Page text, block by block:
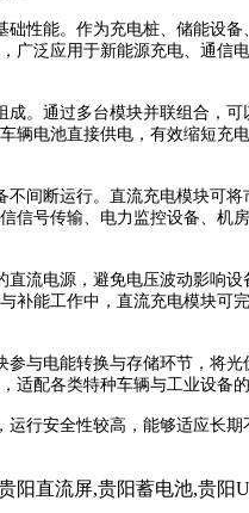
性能。作为充电桩、储能设
泛应用于新能源充电、通信
。通过多台模块并联组合，可
电池直接供电，有效缩短充
间断运行。直流充电模块可
号传输、电力监控设备、机
流电源，避免电压波动影响
能工作中，直流充电模块可
与电能转换与存储环节，将
配各类特种车辆与工业设备
行安全性较高，能够适应长期
直流屏,贵阳蓄电池,贵阳